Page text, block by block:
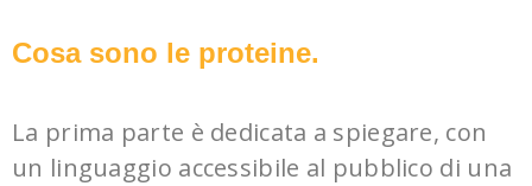
Cosa sono le proteine.
La prima parte è dedicata a spiegare, con
un linguaggio accessibile al pubblico di una